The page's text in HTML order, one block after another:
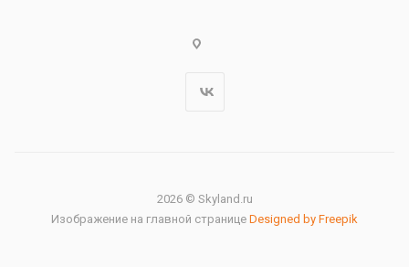
2026 © Skyland.ru
Изображение на главной странице Designed by Freepik